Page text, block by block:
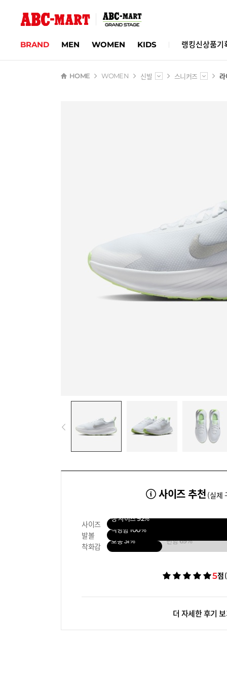
BRAND MEN WOMEN KIDS 랭킹신상품기
HOME WOMEN 신발 스니커즈
사이즈 추천 (실제
사이즈
정 사이즈92%
발볼
적당함 100%
착화감
보통31% 편함69%
5점
더 자세한 후기